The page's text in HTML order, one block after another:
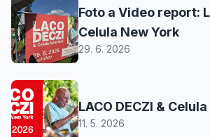
Foto a Video report:
Celula New York
29. 6. 2026
LACO DECZI &
11. 5. 2026